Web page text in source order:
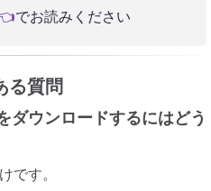
でお読みください
る質問
ウンロードするにはどう
です。